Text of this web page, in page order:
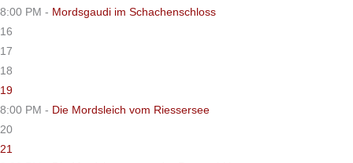
8:00 PM - Mordsgaudi im Schachenschloss
16
17
18
19
8:00 PM - Die Mordsleich vom Riessersee
20
21